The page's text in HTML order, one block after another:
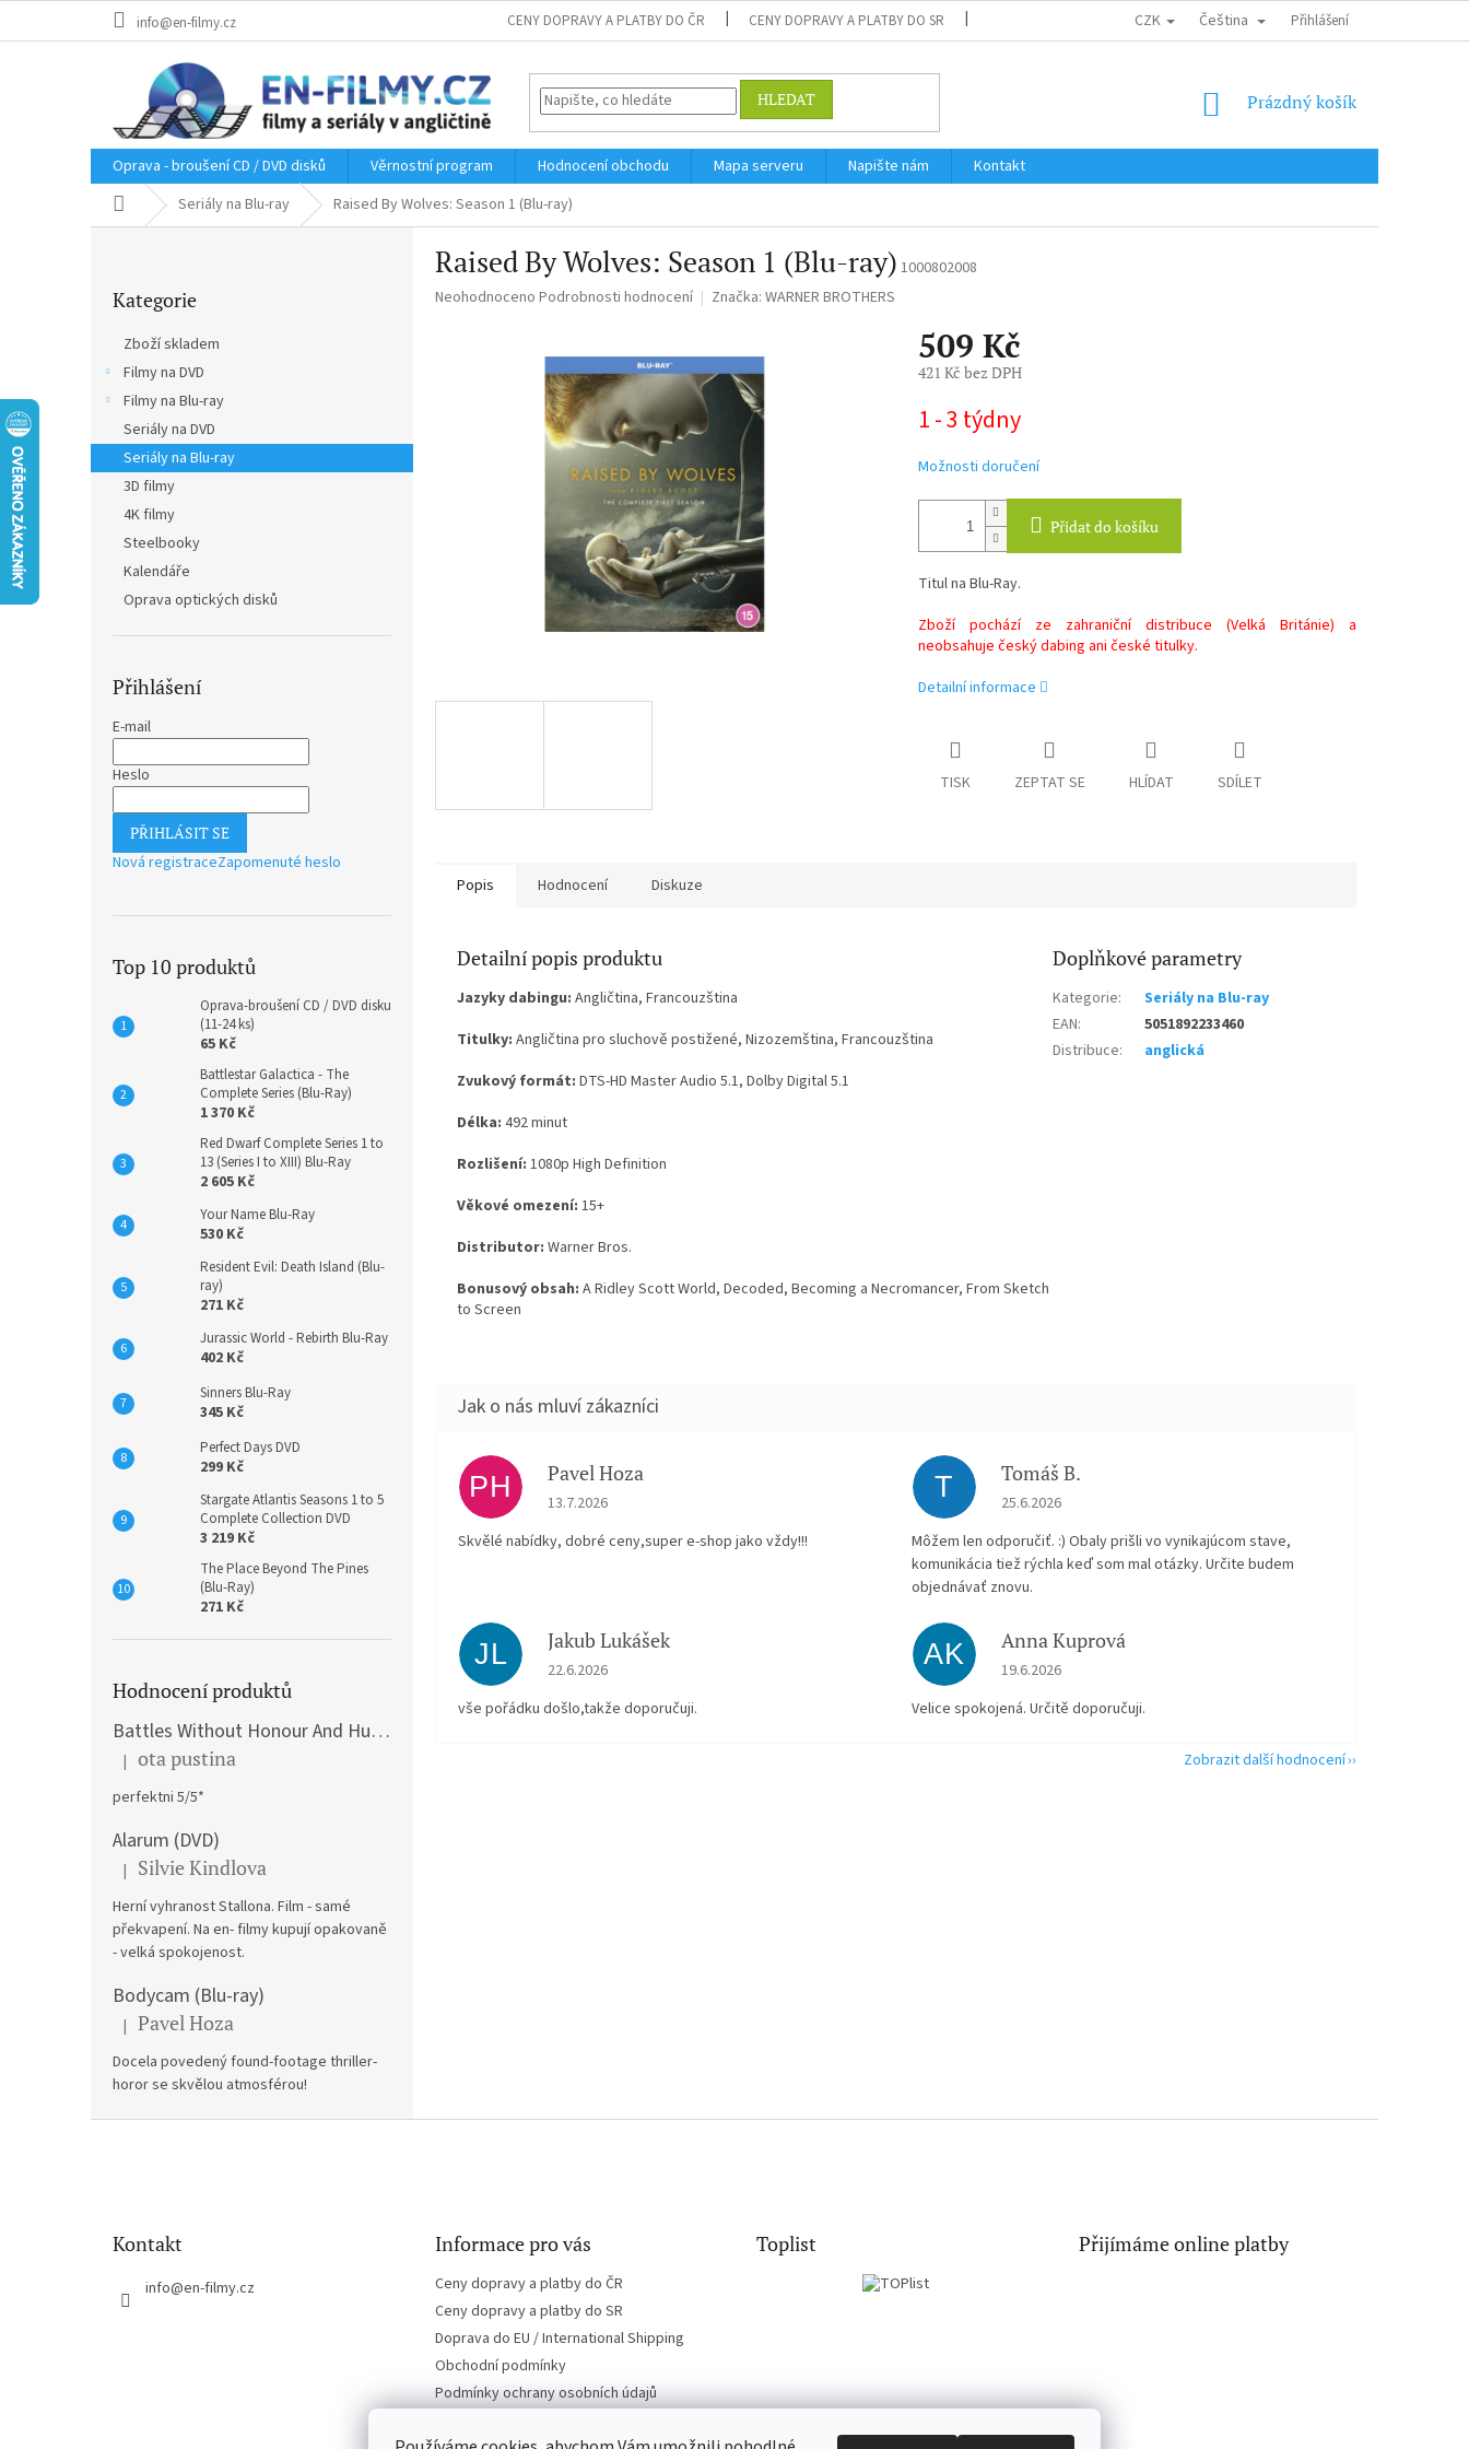
info@en-filmy.cz CENY DOPRAVY A PLATBY DO ČR CENY DOPRAVY A PLATBY DO SR DOPRAVA DO EU / INTERNATIONAL SHIPPING OBCHODNÍ PODMÍNKY
CZK Čeština Přihlášení
HLEDAT
NÁKUPNÍ
Prázdný košík
Oprava - broušení CD / DVD disků Věrnostní program Hodnocení obchodu Mapa serveru Napište nám
Kontakt
Domů Seriály na Blu-ray Raised By Wolves: Season 1 (Blu-ray)
a
kategorie
Kategorie
Zboží skladem
Filmy na DVD
Filmy na Blu-ray
Seriály na DVD
Seriály na Blu-ray
3D filmy
4K filmy
Steelbooky
Kalendáře
Oprava optických disků
Přihlášení
E-mail
Heslo
PŘIHLÁSIT SE
Nová registraceZapomenuté heslo
Top 10 produktů
Oprava-broušení CD / DVD disku
(11-24 ks)
65 Kč
Battlestar Galactica - The
Complete Series (Blu-Ray)
1 370 Kč
Red Dwarf Complete Series 1 to
13 (Series I to XIII) Blu-Ray
2 605 Kč
Your Name Blu-Ray
530 Kč
Resident Evil: Death Island (Blu-
ray)
271 Kč
Jurassic World - Rebirth Blu-Ray
402 Kč
Sinners Blu-Ray
345 Kč
Perfect Days DVD
299 Kč
Stargate Atlantis Seasons 1 to 5
Complete Collection DVD
3 219 Kč
The Place Beyond The Pines
(Blu-Ray)
271 Kč
Hodnocení produktů
Battles Without Honour And Humanity / Yakuza Graveyad / Street Mobster DVD
Hodnocení produktu je 5 z 5 hvězdiček.
| ota pustina
perfektni 5/5*
Alarum (DVD)
Hodnocení produktu je 5 z 5 hvězdiček.
| Silvie Kindlova
Herní vyhranost Stallona. Film - samé
překvapení. Na en- filmy kupují opakovaně
- velká spokojenost.
Bodycam (Blu-ray)
Hodnocení produktu je 5 z 5 hvězdiček.
| Pavel Hoza
Docela povedený found-footage thriller-
horor se skvělou atmosférou!
Raised By Wolves: Season 1 (Blu-ray) 1000802008
Průměrné
Neohodnoceno Podrobnosti hodnocení Značka: WARNER BROTHERS
509 Kč
421 Kč bez DPH
cena:
1 - 3 týdny
Možnosti doručení
Přidat do košíku
Titul na Blu-Ray.
Zboží pochází ze zahraniční distribuce (Velká Británie) a
neobsahuje český dabing ani české titulky.
Detailní informace
TISK ZEPTAT SE HLÍDAT SDÍLET
Popis Hodnocení Diskuze
Detailní popis produktu
Jazyky dabingu: Angličtina, Francouzština
Titulky: Angličtina pro sluchově postižené, Nizozemština, Francouzština
Zvukový formát: DTS-HD Master Audio 5.1, Dolby Digital 5.1
Délka: 492 minut
Rozlišení: 1080p High Definition
Věkové omezení: 15+
Distributor: Warner Bros.
Bonusový obsah: A Ridley Scott World, Decoded, Becoming a Necromancer, From Sketch
to Screen
Doplňkové parametry
Kategorie:
Seriály na Blu-ray
EAN:
5051892233460
Distribuce: anglická
PH Pavel Hoza
Hodnocení obchodu je 5 z 5 hvězdiček.
13.7.2026
Skvělé nabídky, dobré ceny,super e-shop jako vždy!!!
T Tomáš B.
Hodnocení obchodu je 5 z 5 hvězdiček.
25.6.2026
Môžem len odporučiť. :) Obaly prišli vo vynikajúcom stave,
komunikácia tiež rýchla keď som mal otázky. Určite budem
objednávať znovu.
JL Jakub Lukášek
Hodnocení obchodu je 5 z 5 hvězdiček.
22.6.2026
vše pořádku došlo,takže doporučuji.
AK Anna Kuprová
Hodnocení obchodu je 5 z 5 hvězdiček.
19.6.2026
Velice spokojená. Určitě doporučuji.
Zobrazit další hodnocení
Kontakt
info@en-filmy.cz
Informace pro vás
Ceny dopravy a platby do ČR
Ceny dopravy a platby do SR
Doprava do EU / International Shipping
Obchodní podmínky
Podmínky ochrany osobních údajů
Toplist Přijímáme online platby